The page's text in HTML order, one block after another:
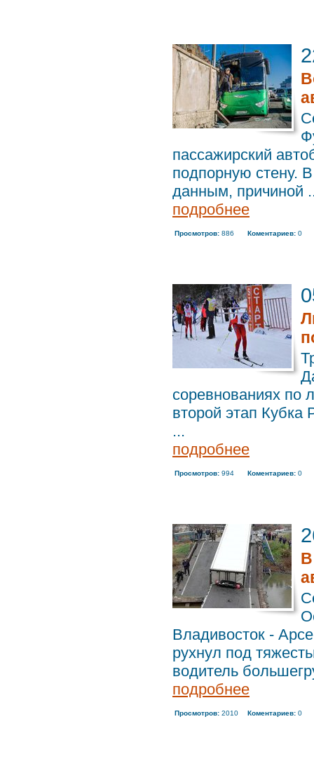
пассажирский
подпорную стену.
данным, причиной
подробнее
Просмотров: 886 Коментариев: 0
соревнованиях по
второй этап Кубка
...
подробнее
Просмотров: 994 Коментариев: 0
Владивосток -
рухнул под
водитель
подробнее
Просмотров: 2010 Коментариев: 0